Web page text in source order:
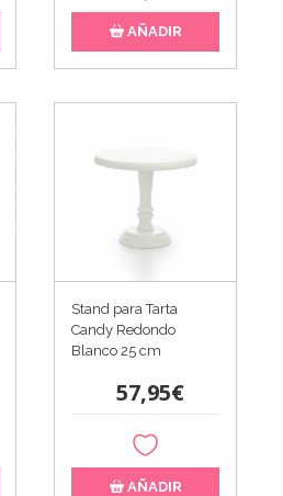
AÑADIR
Stand para Tarta
Candy Redondo
Blanco 25 cm
57,95€
AÑADIR